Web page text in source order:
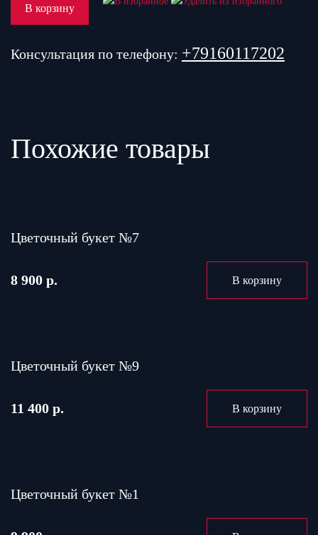
В корзину
Консультация по телефону: +79160117202
Похожие товары
Цветочный букет №7
8 900 р. В корзину
Цветочный букет №9
11 400 р. В корзину
Цветочный букет №1